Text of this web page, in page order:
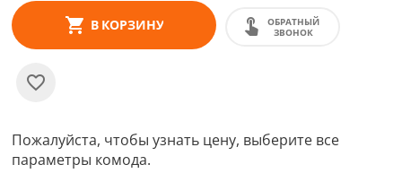
В КОРЗИНУ
ОБРАТНЫЙ
ЗВОНОК
Пожалуйста, чтобы узнать цену, выберите все
параметры комода.